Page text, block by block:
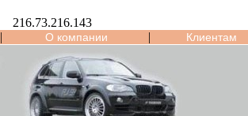
216.73.216.143
|
О компании | Клиентам